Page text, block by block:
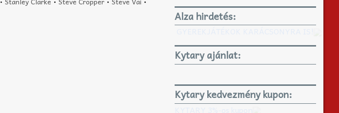
Alza hirdetés:
Kytary ajánlat:
Kytary kedvezmény kupon: